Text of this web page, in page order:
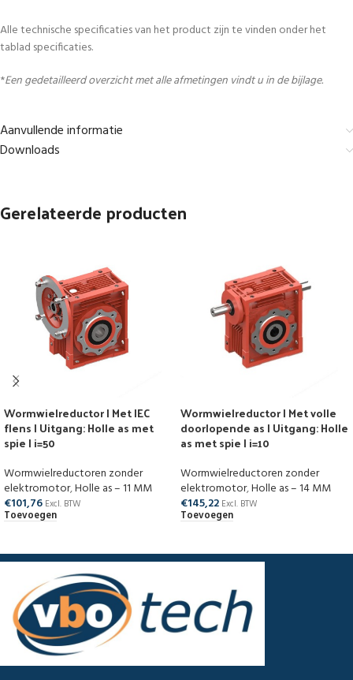
Alle technische specificaties van het product zijn te vinden onder het
tablad specificaties.
*Een gedetailleerd overzicht met alle afmetingen vindt u in de bijlage.
Aanvullende informatie
Downloads
Gerelateerde producten
Wormwielreductor | Met IEC
flens | Uitgang: Holle as met
spie | i=50
Wormwielreductoren zonder
elektromotor,Holle as – 11 MM
€101,76 Excl. BTW
Toevoegen
Wormwielreductor | Met volle
doorlopende as | Uitgang: Holle
as met spie | i=10
Wormwielreductoren zonder
elektromotor,Holle as – 14 MM
€145,22 Excl. BTW
Toevoegen